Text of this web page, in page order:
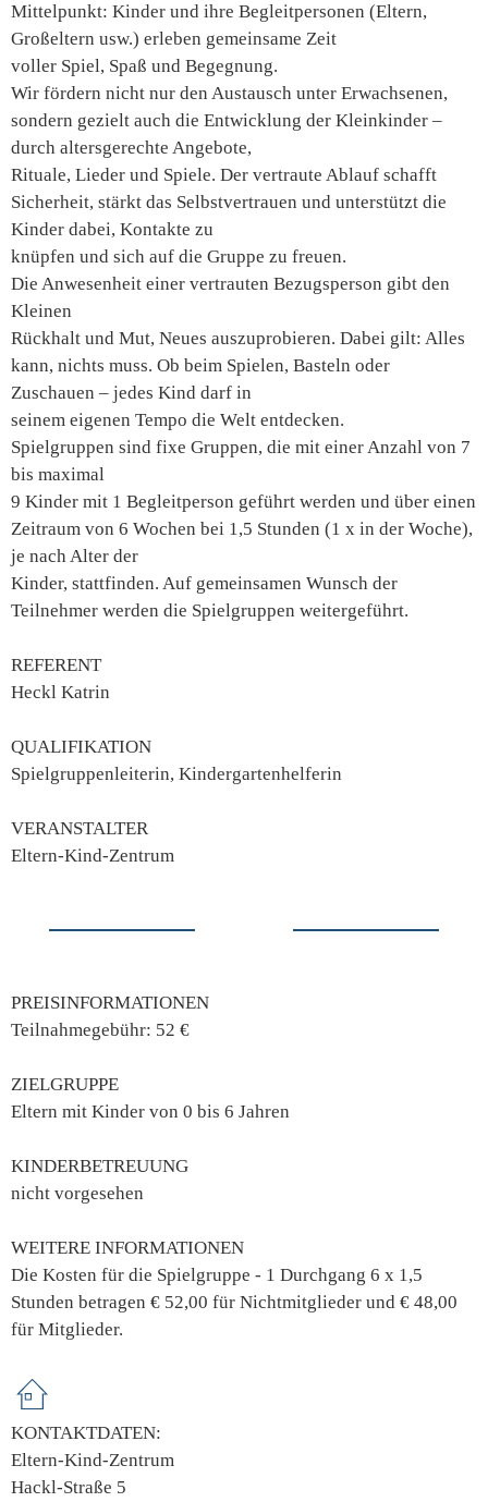
Mittelpunkt: Kinder und ihre Begleitpersonen (Eltern,
Großeltern usw.) erleben gemeinsame Zeit
voller Spiel, Spaß und Begegnung.
Wir fördern nicht nur den Austausch unter Erwachsenen,
sondern gezielt auch die Entwicklung der Kleinkinder –
durch altersgerechte Angebote,
Rituale, Lieder und Spiele. Der vertraute Ablauf schafft
Sicherheit, stärkt das Selbstvertrauen und unterstützt die
Kinder dabei, Kontakte zu
knüpfen und sich auf die Gruppe zu freuen.
Die Anwesenheit einer vertrauten Bezugsperson gibt den
Kleinen
Rückhalt und Mut, Neues auszuprobieren. Dabei gilt: Alles
kann, nichts muss. Ob beim Spielen, Basteln oder
Zuschauen – jedes Kind darf in
seinem eigenen Tempo die Welt entdecken.
Spielgruppen sind fixe Gruppen, die mit einer Anzahl von 7
bis maximal
9 Kinder mit 1 Begleitperson geführt werden und über einen
Zeitraum von 6 Wochen bei 1,5 Stunden (1 x in der Woche),
je nach Alter der
Kinder, stattfinden. Auf gemeinsamen Wunsch der
Teilnehmer werden die Spielgruppen weitergeführt.
REFERENT
Heckl Katrin
QUALIFIKATION
Spielgruppenleiterin, Kindergartenhelferin
VERANSTALTER
Eltern-Kind-Zentrum
PREISINFORMATIONEN
Teilnahmegebühr: 52 €
ZIELGRUPPE
Eltern mit Kinder von 0 bis 6 Jahren
KINDERBETREUUNG
nicht vorgesehen
WEITERE INFORMATIONEN
Die Kosten für die Spielgruppe - 1 Durchgang 6 x 1,5
Stunden betragen € 52,00 für Nichtmitglieder und € 48,00
für Mitglieder.
KONTAKTDATEN:
Eltern-Kind-Zentrum
Hackl-Straße 5